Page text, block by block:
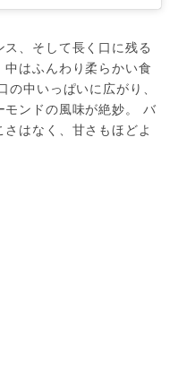
、そして長く口に残る
はふんわり柔らかい食
中いっぱいに広がり、
モンドの風味が絶妙。 バ
はなく、甘さもほどよ